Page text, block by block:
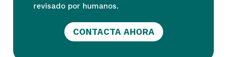
revisado por humanos.
CONTACTA AHORA